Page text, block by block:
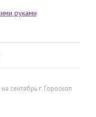
сентябрь г. Гороскоп